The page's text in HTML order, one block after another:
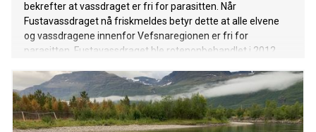
bekrefter at vassdraget er fri for parasitten. Når
Fustavassdraget nå friskmeldes betyr dette at alle elvene
og vassdragene innenfor Vefsnaregionen er fri for
parasitten. Fustavassdraget ble rotenonbehandlet i 2012.